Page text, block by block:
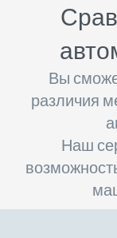
Вы
различия
Наш